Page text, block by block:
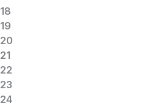
18
19
20
21
22
23
24